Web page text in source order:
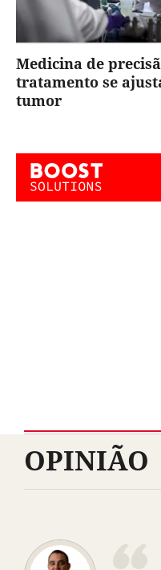
Medicina de
tratamento se
tumor
OPINIÃO